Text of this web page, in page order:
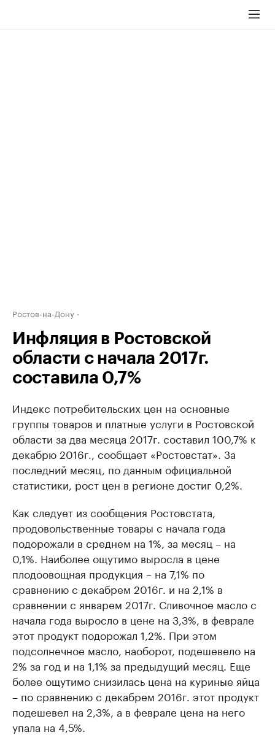
Ростов-на-Дону
Инфляция в Ростовской
области с начала 2017г.
составила 0,7%
Индекс потребительских цен на основные
группы товаров и платные услуги в Ростовской
области за два месяца 2017г. составил 100,7% к
декабрю 2016г., сообщает «Ростовстат». За
последний месяц, по данным официальной
статистики, рост цен в регионе достиг 0,2%.
Как следует из сообщения Ростовстата,
продовольственные товары с начала года
подорожали в среднем на 1%, за месяц – на
0,1%. Наиболее ощутимо выросла в цене
плодоовощная продукция – на 7,1% по
сравнению с декабрем 2016г. и на 2,1% в
сравнении с январем 2017г. Сливочное масло с
начала года выросло в цене на 3,3%, в феврале
этот продукт подорожал 1,2%. При этом
подсолнечное масло, наоборот, подешевело на
2% за год и на 1,1% за предыдущий месяц. Еще
более ощутимо снизилась цена на куриные яйца
– по сравнению с декабрем 2016г. этот продукт
подешевел на 2,3%, а в феврале цена на него
упала на 4,5%.